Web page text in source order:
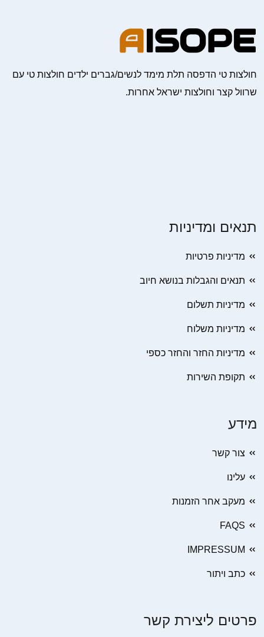
חולצות טי הדפסה תלת מימד לנשים/גברים ילדים חולצות טי עם
שרוול קצר וחולצות ישראל אחרות.
תנאים ומדיניות
מדיניות פרטיות
תנאים והגבלות בנושא חיוב
מדיניות תשלום
מדיניות משלוח
מדיניות החזר והחזר כספי
תקופת השירות
מידע
צור קשר
עלינו
מעקב אחר הזמנות
FAQS
IMPRESSUM
כתב ויתור
פרטים ליצירת קשר